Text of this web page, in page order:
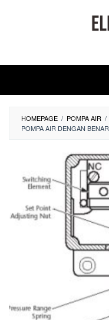
HOMEPAGE / POMPA AIR /
POMPA AIR DENGAN BENAR